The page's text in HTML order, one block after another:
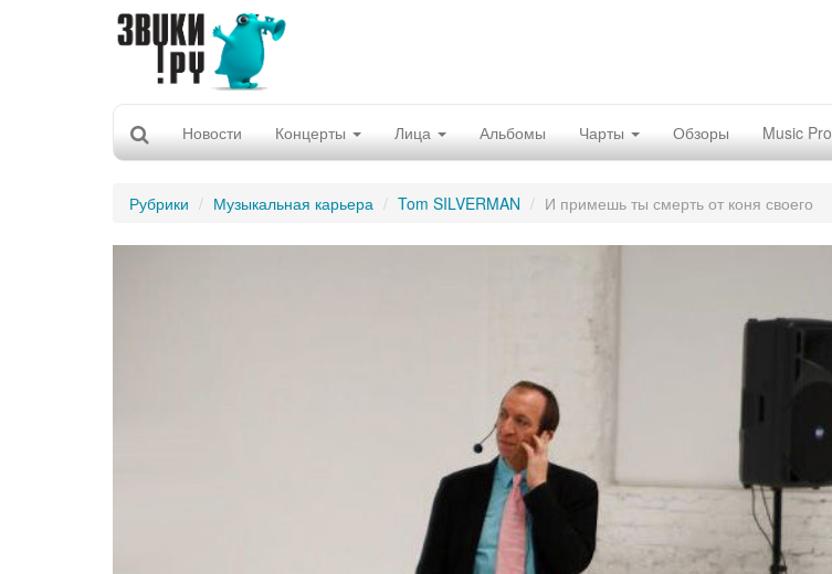
Новости Концерты Лица Альбомы Чарты Обзоры Music Pro
Рубрики Музыкальная карьера Tom SILVERMAN И примешь ты смерть от коня своего